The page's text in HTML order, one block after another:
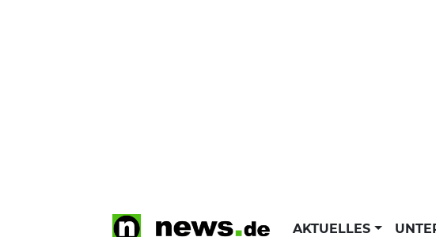
AKTUELLES